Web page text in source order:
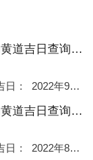
花山区2022年9月份搬家的黄道吉日查询大全一览表哪天适合搬家好日子
花山区2022年9月份搬家黄道吉日： 2022年9月6日 「星期二」 农历八月十一2022年9月12日 「星期一」 农历八月十七2022年9月16日 「星期五」 农历八月廿一2022年9月2
花山区2022年8月份搬家的黄道吉日查询大全一览表哪天适合搬家好日子
花山区2022年8月份搬家黄道吉日： 2022年8月2日 「星期二」 农历七月初五2022年8月6日 「星期六」 农历七月初九2022年8月8日 「星期一」 农历七月十一2022年8月10日 「